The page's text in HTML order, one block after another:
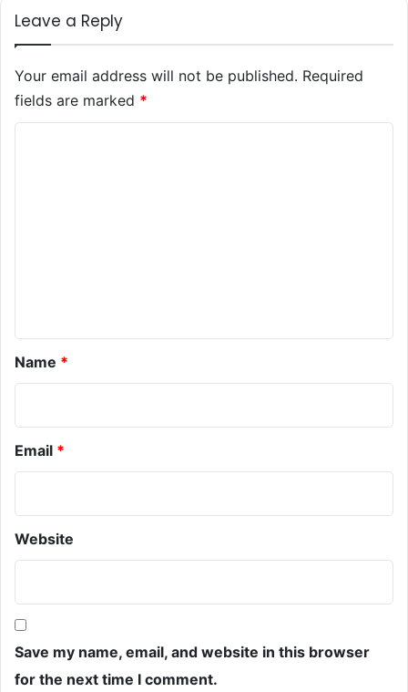
Leave a Reply
Your email address will not be published. Required
fields are marked *
Name *
Email *
Website
Save my name, email, and website in this browser
for the next time I comment.